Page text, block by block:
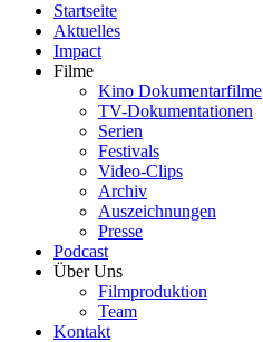
Startseite
Aktuelles
Impact
Filme
Kino Dokumentarfilme
TV-Dokumentationen
Serien
Festivals
Video-Clips
Archiv
Auszeichnungen
Presse
Podcast
Über Uns
Filmproduktion
Team
Kontakt